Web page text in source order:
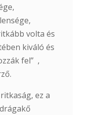
volta és
kiváló és
fel” ,
ez a